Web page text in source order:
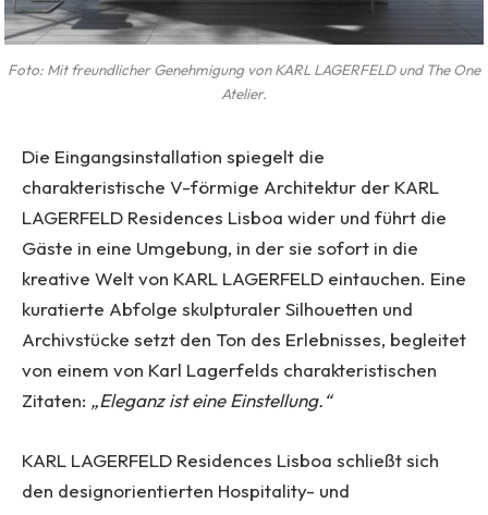
Foto: Mit freundlicher Genehmigung von KARL LAGERFELD und The One
Atelier.
Die Eingangsinstallation spiegelt die
charakteristische V-förmige Architektur der KARL
LAGERFELD Residences Lisboa wider und führt die
Gäste in eine Umgebung, in der sie sofort in die
kreative Welt von KARL LAGERFELD eintauchen. Eine
kuratierte Abfolge skulpturaler Silhouetten und
Archivstücke setzt den Ton des Erlebnisses, begleitet
von einem von Karl Lagerfelds charakteristischen
Zitaten: „Eleganz ist eine Einstellung.“
KARL LAGERFELD Residences Lisboa schließt sich
den designorientierten Hospitality- und